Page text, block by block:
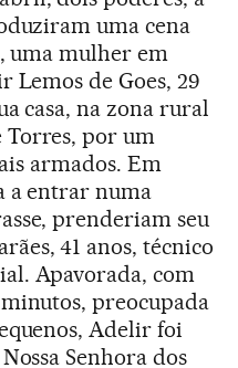
uma cena
uma mulher em
de Goes, 29
casa, na zona rural
por um
armados. Em
a entrar numa
prenderiam seu
41 anos, técnico
Apavorada, com
preocupada
Adelir foi
Senhora dos